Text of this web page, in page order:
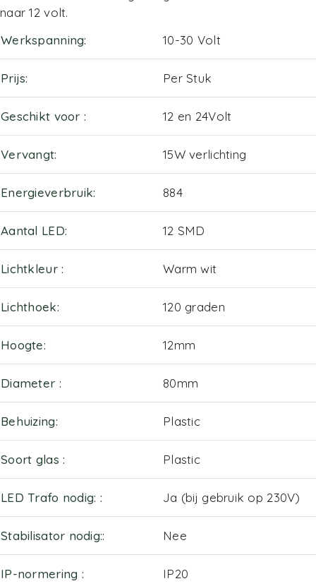
naar 12 volt.
Werkspanning
10-30 Volt
Prijs Per Stuk
Geschikt voor 12 en 24Volt
Vervangt 15W verlichting
Energieverbruik 884
Aantal LED 12 SMD
Lichtkleur Warm wit
Lichthoek 120 graden
Hoogte 12mm
Diameter 80mm
Behuizing Plastic
Soort glas Plastic
LED Trafo nodig: Ja (bij gebruik op 230V)
Stabilisator nodig: Nee
IP-normering IP20